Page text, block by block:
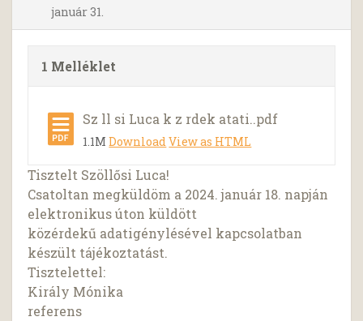
január 31.
1 Melléklet
Sz ll si Luca k z rdek atati..pdf
1.1MDownloadView as HTML
Tisztelt Szöllősi Luca!
Csatoltan megküldöm a 2024. január 18. napján
elektronikus úton küldött
közérdekű adatigénylésével kapcsolatban
készült tájékoztatást.
Tisztelettel:
Király Mónika
referens